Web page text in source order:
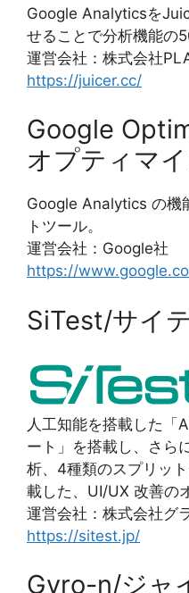
Google Analyticsを
せることで分析機能の
運営会社：株式会社
https://juicer.cc/
Google
オプティマ
Google Analytics の機
トツール。
運営会社：Google社
https://
SiTest/サイ
人工知能を搭載した「
ート」を搭載し、さら
析、4種類のスプリッ
載した、UI/UX 改善の
運営会社：株式会社グ
https://sitest.jp/
Gyro-n/ジャ